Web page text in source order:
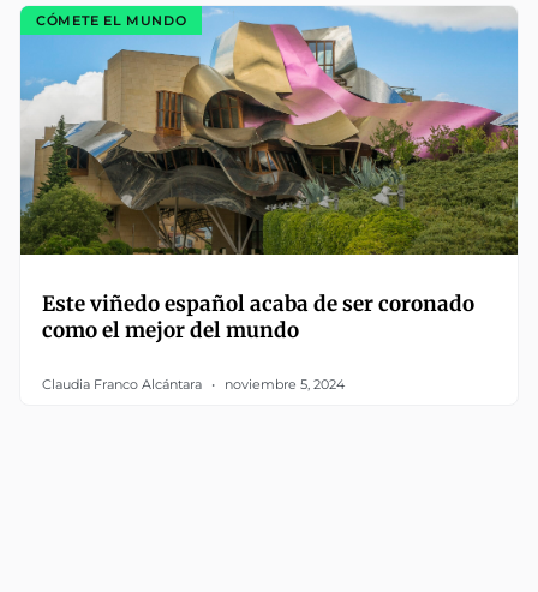
CÓMETE EL MUNDO
Este viñedo español acaba de ser coronado
como el mejor del mundo
Claudia Franco Alcántara noviembre 5, 2024